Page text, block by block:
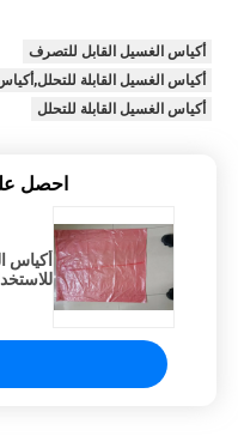
أكياس الغسيل القابل للتصرف
أكياس الغسيل القابلة
أكياس الغسيل القابلة للتحلل
احصل
أكياس